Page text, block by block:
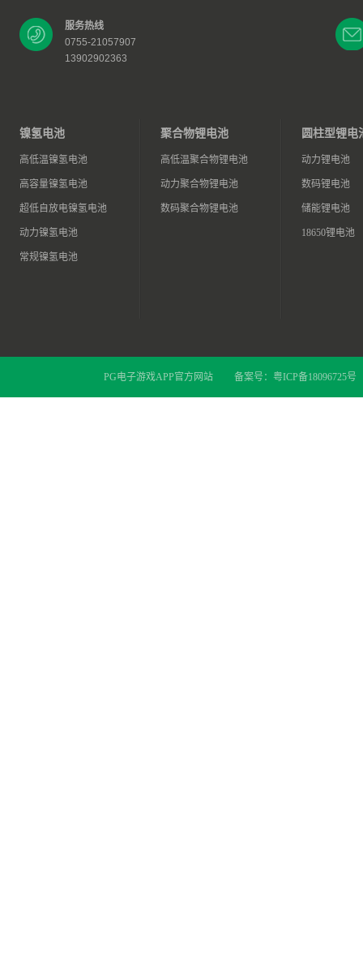
服务热线
0755-21057907
13902902363
镍氢电池
高低温镍氢电池
高容量镍氢电池
超低自放电镍氢电池
动力镍氢电池
常规镍氢电池
聚合物锂电池
高低温聚合物锂电池
动力聚合物锂电池
数码聚合物锂电池
圆柱型锂电
动力锂电池
数码锂电池
储能锂电池
18650锂电池
PG电子游戏APP官方网站 备案号： 粤ICP备18096725号